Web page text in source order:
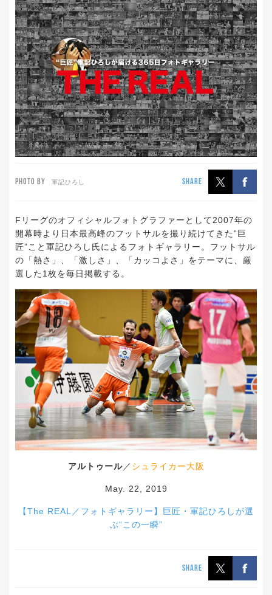
PHOTO BY 軍記ひろし SHARE
Fリーグのオフィシャルフォトグラファーとして2007年の
開幕時より日本最高峰のフットサルを撮り続けてきた“巨
匠”こと軍記ひろし氏によるフォトギャラリー。フットサル
の「熱さ」、「激しさ」、「カッコよさ」をテーマに、厳
選した1枚を毎日掲載する。
アルトゥール／ シュライカー大阪
May. 22, 2019
【The REAL／フォトギャラリー】巨匠・軍記ひろしが選
ぶ“この一瞬”
SHARE